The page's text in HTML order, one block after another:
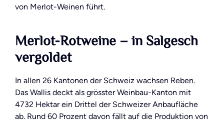
von Merlot-Weinen führt.
Merlot-Rotweine – in Salgesch
vergoldet
In allen 26 Kantonen der Schweiz wachsen Reben.
Das Wallis deckt als grösster Weinbau-Kanton mit
4732 Hektar ein Drittel der Schweizer Anbaufläche
ab. Rund 60 Prozent davon fällt auf die Produktion von